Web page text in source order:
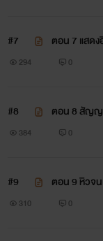
#7 ตอน 7 แสด
294 0
#8 ตอน 8 สัญ
384 0
#9 ตอน 9 หิวจ
310 0